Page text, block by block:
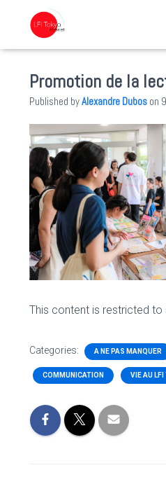
Promotion de la
Published byAlexandre Dubos on
This content is restricted to
Categories: A NE PAS MANQUER
COMMUNICATION VIE AU LFI